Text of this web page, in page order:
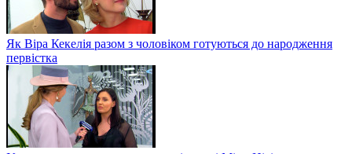
Як Віра Кекелія разом з чоловіком готуються до народження
первістка